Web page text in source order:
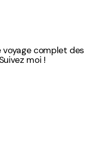
voyage complet des
moi !